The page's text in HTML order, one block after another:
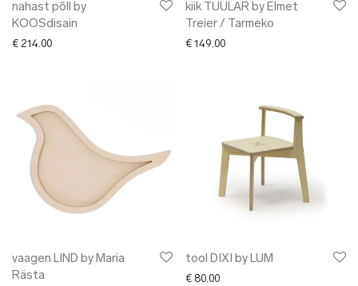
nahast põll by
KOOSdisain
€ 214.00
kiik TUULAR by Elmet
Treier / Tarmeko
€ 149.00
vaagen LIND by Maria
Rästa
tool DIXI by LUM
€ 80.00